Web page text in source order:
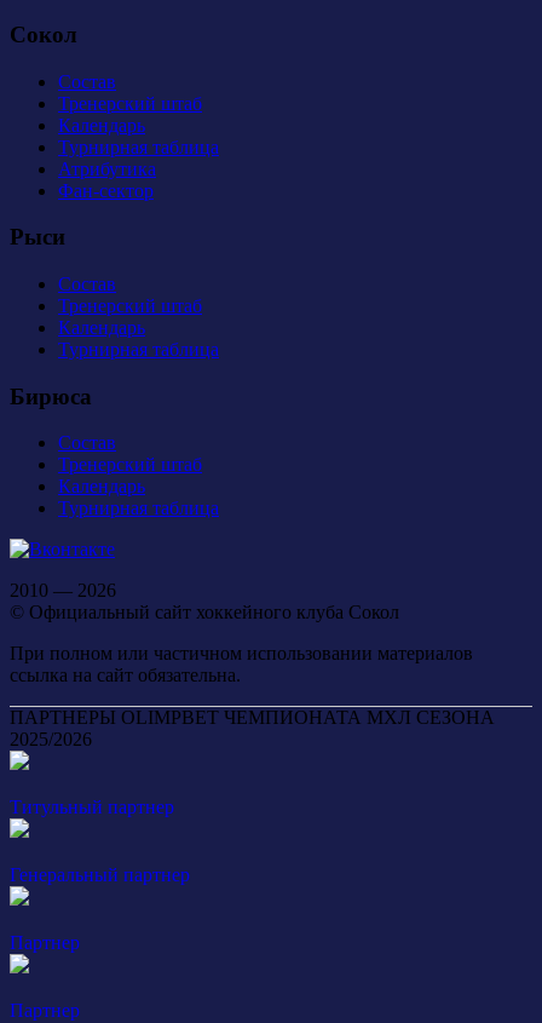
Сокол
Состав
Тренерский штаб
Календарь
Турнирная таблица
Атрибутика
Фан-сектор
Рыси
Состав
Тренерский штаб
Календарь
Турнирная таблица
Бирюса
Состав
Тренерский штаб
Календарь
Турнирная таблица
2010 — 2026
© Официальный сайт хоккейного клуба Сокол
При полном или частичном использовании материалов
ссылка на сайт обязательна.
ПАРТНЕРЫ OLIMPBET ЧЕМПИОНАТА МХЛ СЕЗОНА
2025/2026
Титульный партнер
Генеральный партнер
Партнер
Партнер